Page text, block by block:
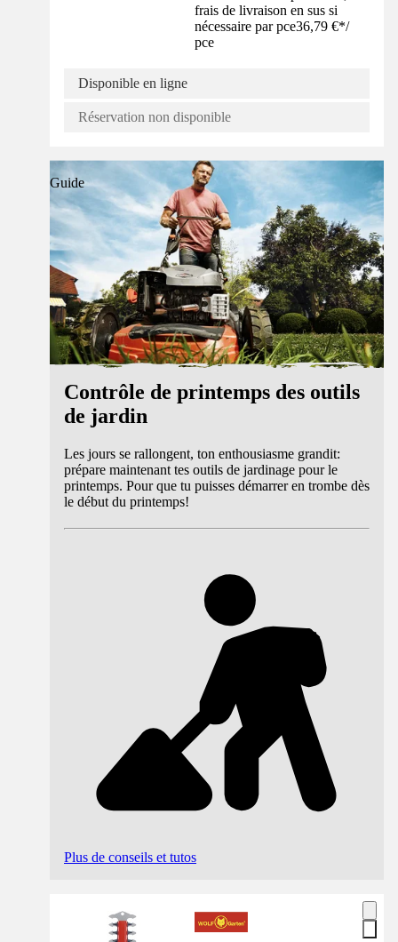
frais de livraison en sus si
nécessaire par pce36,79 €*/
pce
Disponible en ligne
Réservation non disponible
Guide
Contrôle de printemps des outils
de jardin
Les jours se rallongent, ton enthousiasme grandit:
prépare maintenant tes outils de jardinage pour le
printemps. Pour que tu puisses démarrer en trombe dès
le début du printemps!
Plus de conseils et tutos